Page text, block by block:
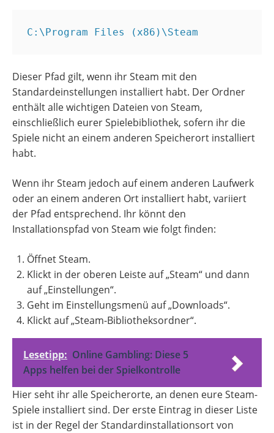
C:\Program Files (x86)\Steam
Dieser Pfad gilt, wenn ihr Steam mit den
Standardeinstellungen installiert habt. Der Ordner
enthält alle wichtigen Dateien von Steam,
einschließlich eurer Spielebibliothek, sofern ihr die
Spiele nicht an einem anderen Speicherort installiert
habt.
Wenn ihr Steam jedoch auf einem anderen Laufwerk
oder an einem anderen Ort installiert habt, variiert
der Pfad entsprechend. Ihr könnt den
Installationspfad von Steam wie folgt finden:
Öffnet Steam.
Klickt in der oberen Leiste auf „Steam“ und dann
auf „Einstellungen“.
Geht im Einstellungsmenü auf „Downloads“.
Klickt auf „Steam-Bibliotheksordner“.
Lesetipp: Online Gambling: Diese 5
Apps helfen bei der Spielkontrolle
Hier seht ihr alle Speicherorte, an denen eure Steam-
Spiele installiert sind. Der erste Eintrag in dieser Liste
ist in der Regel der Standardinstallationsort von